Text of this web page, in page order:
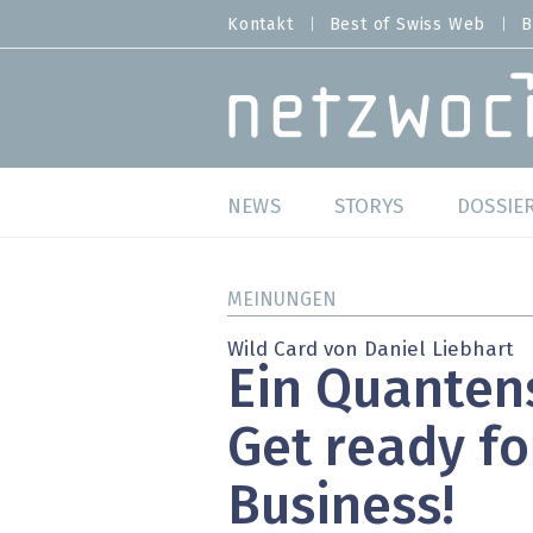
zum
MENU
Kontakt Best of Swiss Web
MAIN NAVIGATION
NEWS
Studien
Meinungen
Hands-on
STORYS
Best
SAP
MEINUNGEN
Wild Card von Daniel Liebhart
Ein
Get ready
Business!